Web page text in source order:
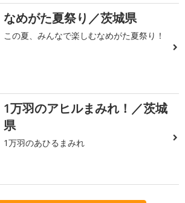
なめがた夏祭り／茨城県
この夏、みんなで楽しむなめがた夏祭り！
1万羽のアヒルまみれ！／茨城
県
1万羽のあひるまみれ